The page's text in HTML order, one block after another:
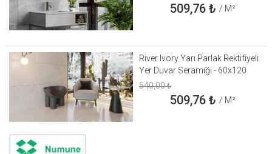
509,76₺ / M²
River Ivory Yarı Parlak Rektifiyeli
Yer Duvar Seramiği - 60x120
540,00₺
509,76₺ / M²